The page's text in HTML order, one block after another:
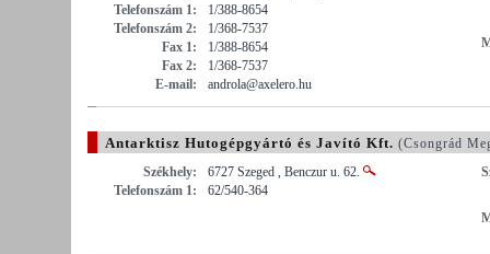
Telefonszám 1:
1/388-8654
Telefonszám 2:
1/368-7537
Fax 1:
1/388-8654
Fax 2:
1/368-7537
E-mail:
androla@axelero.hu
Antarktisz Hutogépgyártó és Javító Kft. (Csongrád
Székhely:
6727 Szeged , Benczur u. 62.
Telefonszám 1:
62/540-364